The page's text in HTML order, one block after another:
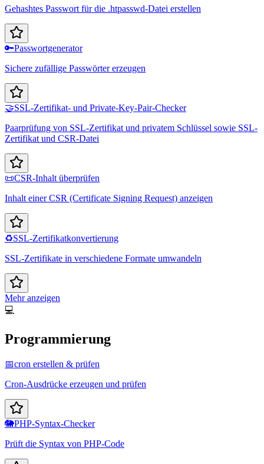
Gehashtes Passwort für die .htpasswd-Datei erstellen
🔑Passwortgenerator
Sichere zufällige Passwörter erzeugen
🤝SSL-Zertifikat- und Private-Key-Pair-Checker
Paarprüfung von SSL-Zertifikat und privatem Schlüssel sowie SSL-
Zertifikat und CSR-Datei
📜CSR-Inhalt überprüfen
Inhalt einer CSR (Certificate Signing Request) anzeigen
♻️SSL-Zertifikatkonvertierung
SSL-Zertifikate in verschiedene Formate umwandeln
Mehr anzeigen
💻
Programmierung
📅cron erstellen & prüfen
Cron-Ausdrücke erzeugen und prüfen
🐘PHP-Syntax-Checker
Prüft die Syntax von PHP-Code